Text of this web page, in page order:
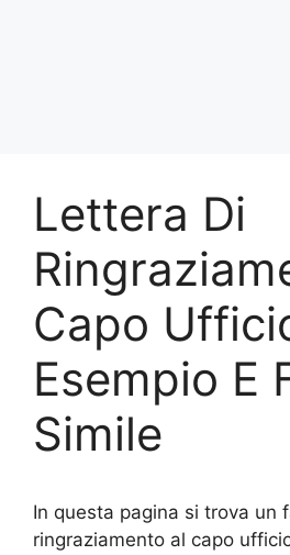
Lettera Di
Capo
Esempio E
Simile
In questa pagina si trova un
ringraziamento al capo